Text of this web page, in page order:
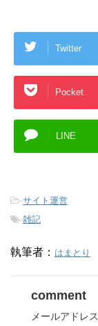
Twitter
Pocket
LINE
-サイト運営
-雑記
執筆者： はまとり
comment
メールアドレ